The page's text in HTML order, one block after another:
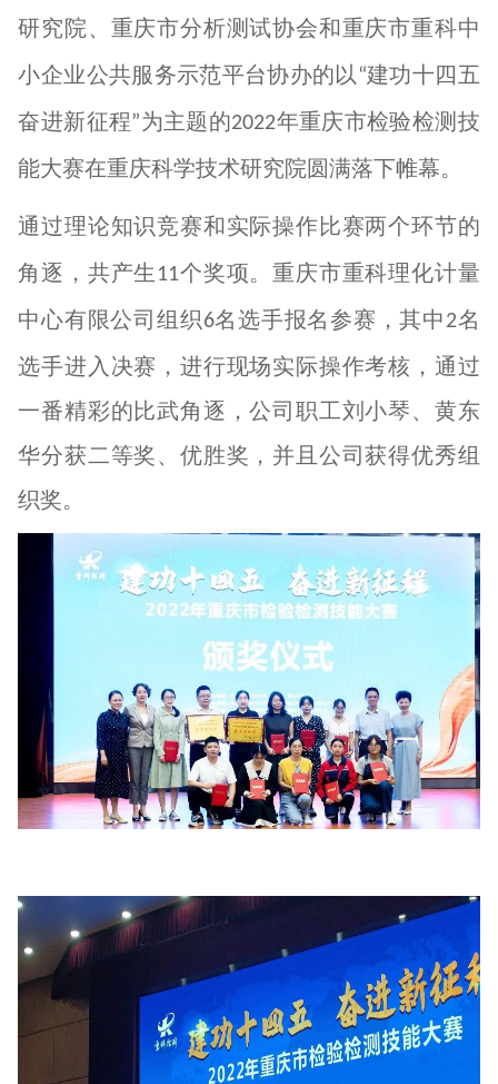
研究院、重庆市分析测试协会和重庆市重科中
小企业公共服务示范平台协办的以 “建功十四五
奋进新征程”为主题的2022年重庆市检验检测技
能大赛在重庆科学技术研究院圆满落下帷幕。
通过理论知识竞赛和实际操作比赛两个环节的
角逐，共产生 11个奖项。重庆市重科理化计量
中心有限公司组织 6名选手报名参赛，其中 2名
选手进入决赛，进行现场实际操作考核，通过
一番精彩的比武角逐，公司职工刘小琴、黄东
华分获二等奖、优胜奖，并且公司获得优秀组
织奖。